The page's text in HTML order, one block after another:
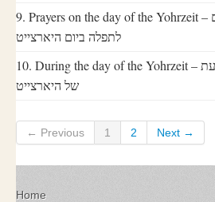
9. Prayers on the day of the Yohrzeit – פרק עט – ענינים הקשורים
לתפלה ביום היארצייט
10. During the day of the Yohrzeit – פרק פ – במשך המעת-לעת
של היארצייט
← Previous 1 2 Next →
Home